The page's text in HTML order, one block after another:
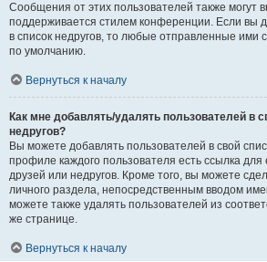
Сообщения от этих пользователей также могут
поддерживается стилем конференции. Если вы
в список недругов, то любые отправленные ими
по умолчанию.
Вернуться к началу
Как мне добавлять/удалять пользователей в
недругов?
Вы можете добавлять пользователей в свой
профиле каждого пользователя есть ссылка для
друзей или недругов. Кроме того, вы можете
личного раздела, непосредственным вводом
можете также удалять пользователей из
же странице.
Вернуться к началу